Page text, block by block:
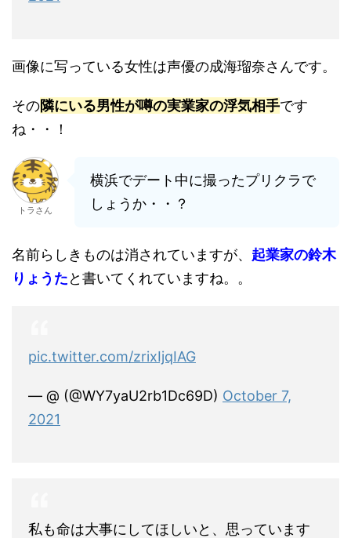
画像に写っている女性は声優の成海瑠奈さんです。
その隣にいる男性が噂の実業家の浮気相手です
ね・・！
トラさん
横浜でデート中に撮ったプリクラで
しょうか・・？
名前らしきものは消されていますが、 起業家の鈴木
りょうたと書いてくれていますね。。
pic.twitter.com/zrixIjqIAG
— @ (@WY7yaU2rb1Dc69D) October 7,
2021
私も命は大事にしてほしいと、思っています